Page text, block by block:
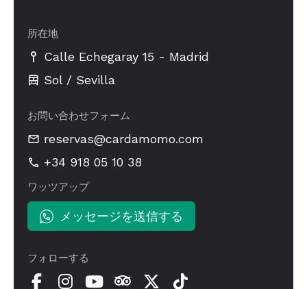
所在地
Calle Echegaray 15 - Madrid
Sol / Sevilla
お問い合わせフォーム
reservas@cardamomo.com
+34 918 05 10 38
ワッツアップ
メッセージを送信する
フォローする